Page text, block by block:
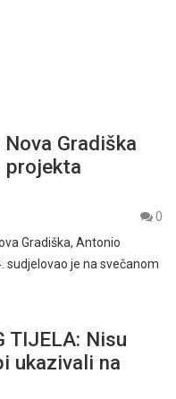
Gradiška
projekta
0
Gradiška, Antonio
sudjelovao je na svečanom
TIJELA: Nisu
ukazivali na